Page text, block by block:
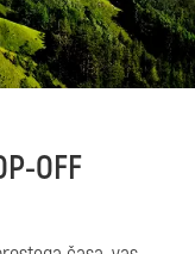
OFF